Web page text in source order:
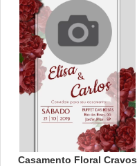
Casamento Floral Cravos